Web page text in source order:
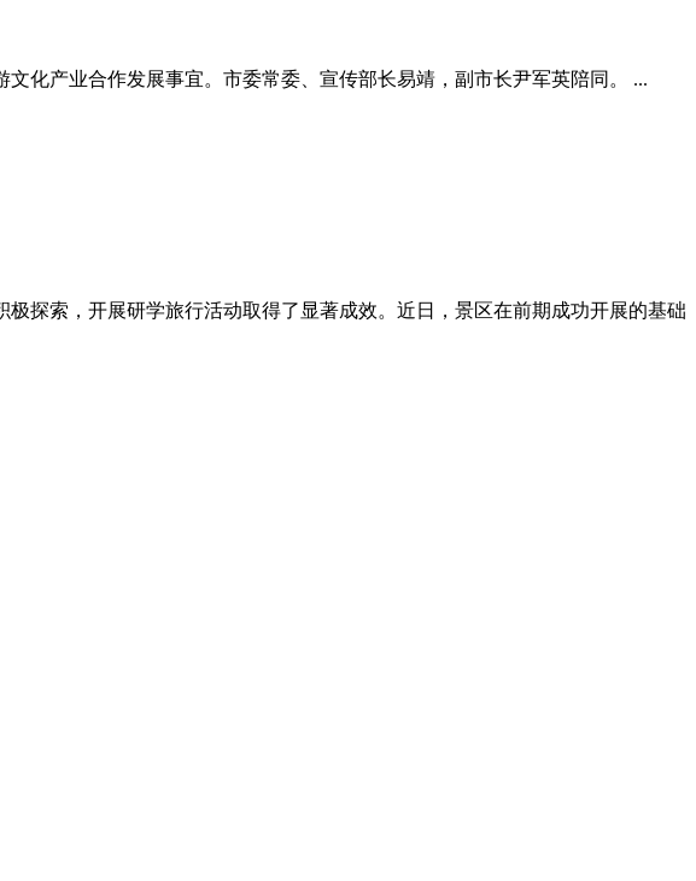
化产业合作发展事宜。市委常委、宣传部长易靖，副市长尹军英陪同。 ...
探索，开展研学旅行活动取得了显著成效。近日，景区在前期成功开展的基础